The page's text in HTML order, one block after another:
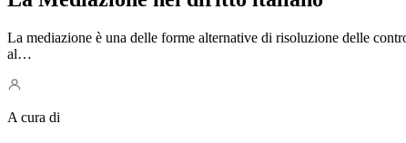
La mediazione è una delle forme alternative di risoluzione delle
al…
A cura di